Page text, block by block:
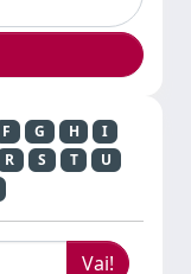
F G H
I
R S T
U